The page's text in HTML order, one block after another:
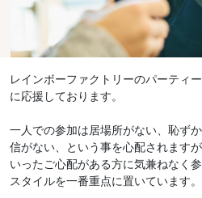
レインボーファクトリーのパーティ
に応援しております。
一人での参加は居場所がない、恥ず
信がない、という事を心配されます
いったご心配がある方に気兼ねなく
スタイルを一番重点に置いています。